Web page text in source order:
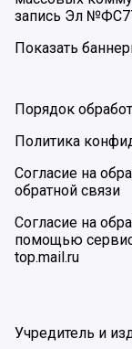
запись Эл
Показать
Порядок
Политика
Согласие на
обратной связи
Согласие на
помощью
top.mail.ru
Учредитель и